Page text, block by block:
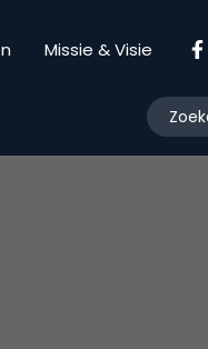
Missie & Visie